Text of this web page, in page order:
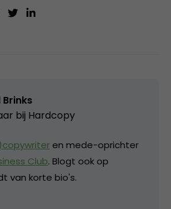
bij Hardcopy
en mede-oprichter
Club. Blogt ook op
van korte bio's.